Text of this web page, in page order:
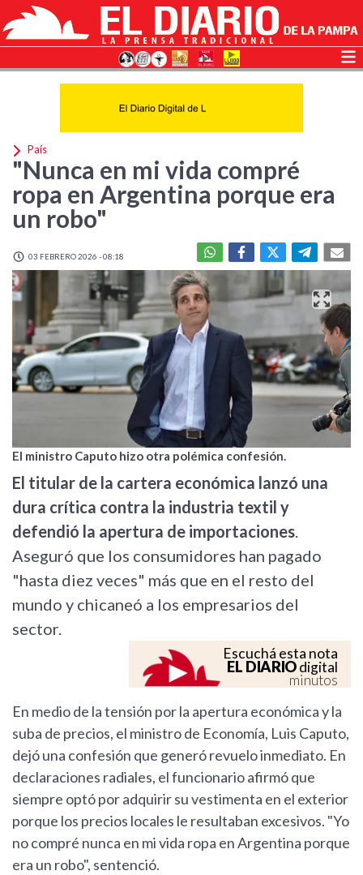
País
"Nunca en mi vida compré
ropa en Argentina porque era
un robo"
03 FEBRERO 2026 - 08:18
El ministro Caputo hizo otra polémica confesión.
El titular de la cartera económica lanzó una
dura crítica contra la industria textil y
defendió la apertura de importaciones.
Aseguró que los consumidores han pagado
"hasta diez veces" más que en el resto del
mundo y chicaneó a los empresarios del
sector.
Escuchá esta nota
EL DIARIOdigital
minutos
En medio de la tensión por la apertura económica y la
suba de precios, el ministro de Economía, Luis Caputo,
dejó una confesión que generó revuelo inmediato. En
declaraciones radiales, el funcionario afirmó que
siempre optó por adquirir su vestimenta en el exterior
porque los precios locales le resultaban excesivos. "Yo
no compré nunca en mi vida ropa en Argentina porque
era un robo", sentenció.